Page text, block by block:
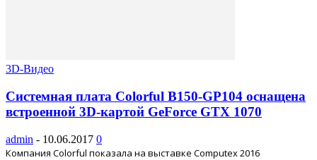
3D-Видео
Системная плата Colorful B150-GP104 оснащена
встроенной 3D-картой GeForce GTX 1070
admin - 10.06.2017 0
Компания Colorful показала на выставке Computex 2016